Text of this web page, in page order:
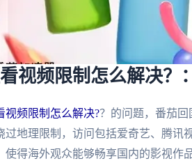
视频限制怎么解决？
视频限制怎么解决?？的问题，番茄
过地理限制，访问包括爱奇艺、腾讯
使得海外观众能够畅享国内的影视作品